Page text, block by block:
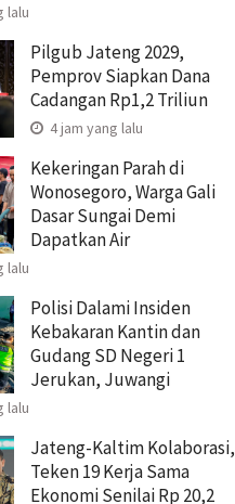
lalu
Pilgub Jateng 2029,
Pemprov Siapkan Dana
Cadangan Rp1,2 Triliun
4 jam yang lalu
Kekeringan Parah di
Wonosegoro, Warga Gali
Dasar Sungai Demi
Dapatkan Air
lalu
Polisi Dalami Insiden
Kebakaran Kantin dan
Gudang SD Negeri 1
Jerukan, Juwangi
lalu
Jateng-Kaltim Kolaborasi,
Teken 19 Kerja Sama
Ekonomi Senilai Rp 20,2